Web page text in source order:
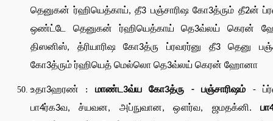
தெனுகன் ர்ஹியெத்காய், தீ3 பஞ்சாரிஷ கோ3த்ரும் தீ2ன்
ஒண்ட்டே தெனுகன் ர்ஹியெத்காய் தெ3வ்லய் கெரன்
திஸனிஸ், த்ரியாரிஷ கோ3த்ரு ப்ரவரர்னு தீ3 தெனு
கோ3த்ரும் ர்ஹியெத் மெல்லொ தெ3வ்லய் கெரன் ஹோனா
உதா3ஹரண் : மாண்ட3வ்ய கோ3த்ரு - பஞ்சாரிஷம் -
பா4ர்க3வ, ச்யவன, அப்நுவான, ஔர்வ, ஜமதக்னி.